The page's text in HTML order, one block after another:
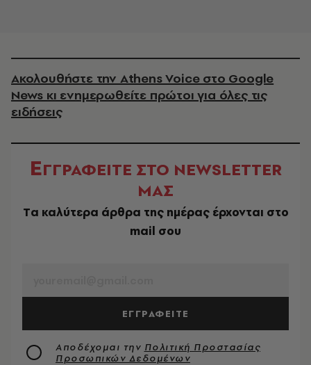
Ακολουθήστε την Athens Voice στο Google
News κι ενημερωθείτε πρώτοι για όλες τις
ειδήσεις
ΕΓΓΡΑΦΕΙΤΕ ΣΤΟ NEWSLETTER
ΜΑΣ
Tα καλύτερα άρθρα της ημέρας έρχονται στο
mail σου
ΕΓΓΡΑΦΕΙΤΕ
Αποδέχομαι την Πολιτική Προστασίας
Προσωπικών Δεδομένων